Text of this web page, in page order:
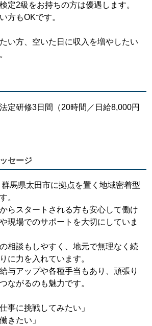
定2級をお持ちの方は優遇します。
方もOKです。
い方、空いた日に収入を増やしたい
定研修3日間（20時間／日給8,000円
セージ
馬県太田市に拠点を置く地域密着型
。
らスタートされる方も安心して働け
現場でのサポートを大切にしていま
相談もしやすく、地元で無理なく続
に力を入れています。
与アップや各種手当もあり、頑張り
ながるのも魅力です。
事に挑戦してみたい」
きたい」